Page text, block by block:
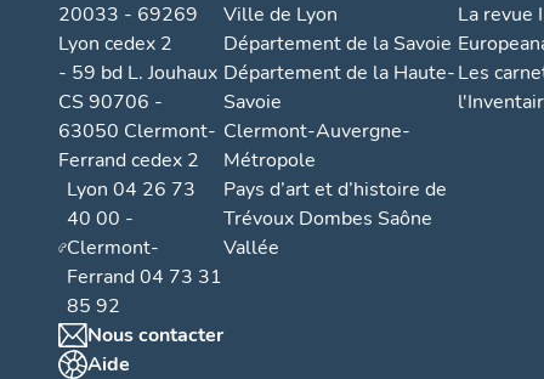
20033 - 69269
Lyon cedex 2
- 59 bd L. Jouhaux
CS 90706 -
63050 Clermont-
Ferrand cedex 2
Lyon 04 26 73
40 00 -
Clermont-
Ferrand 04 73 31
85 92
Nous contacter
Aide
Ville de Lyon
Département de la Savoie
Département de la Haute-
Savoie
Clermont-Auvergne-
Métropole
Pays d’art et d’histoire de
Trévoux Dombes Saône
Vallée
La revue
Les